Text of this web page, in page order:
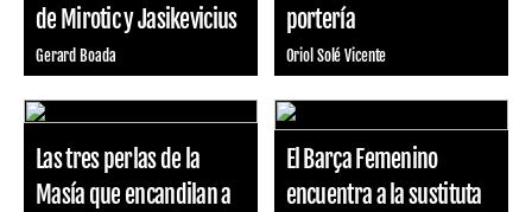
de Mirotic y Jasikevicius
Gerard Boada
portería
Oriol Solé Vicente
Las tres perlas de la
Masía que encandilan a
El Barça Femenino
encuentra a la sustituta